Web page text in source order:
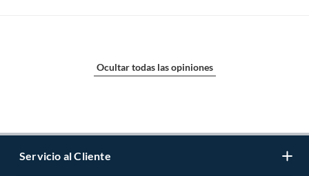
Ocultar todas las opiniones
Servicio al Cliente